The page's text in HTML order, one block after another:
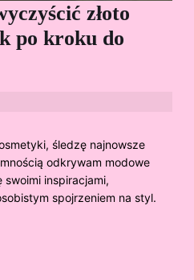
złoto
po kroku do
śledzę najnowsze
odkrywam modowe
inspiracjami,
spojrzeniem na styl.